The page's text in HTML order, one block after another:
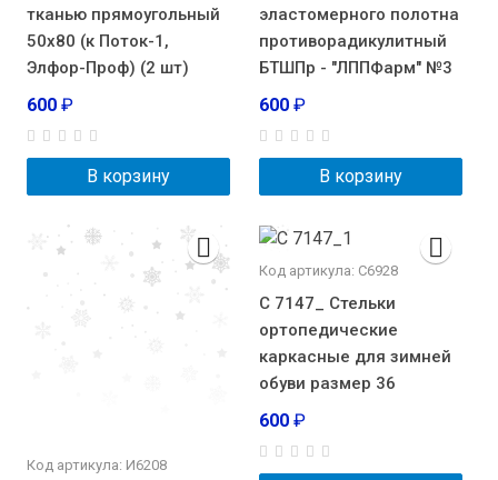
тканью прямоугольный
50х80 (к Поток-1,
Элфор-Проф) (2 шт)
600 ₽
В корзину
эластомерного полотна
противорадикулитный
БТШПр - "ЛППФарм" №3
600 ₽
В корзину
Код артикула: И6208
Код артикула: С6928
С 7147_ Стельки
ортопедические
каркасные для зимней
обуви размер 36
600 ₽